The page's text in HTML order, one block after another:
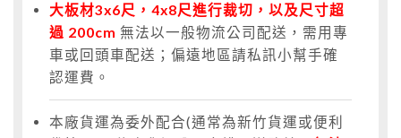
大板材3x6尺，4x8尺進行裁切，以及尺寸超
過 200cm 無法以一般物流公司配送，需用專
車或回頭車配送；偏遠地區請私訊小幫手確
認運費。
本廠貨運為委外配合(通常為新竹貨運或便利